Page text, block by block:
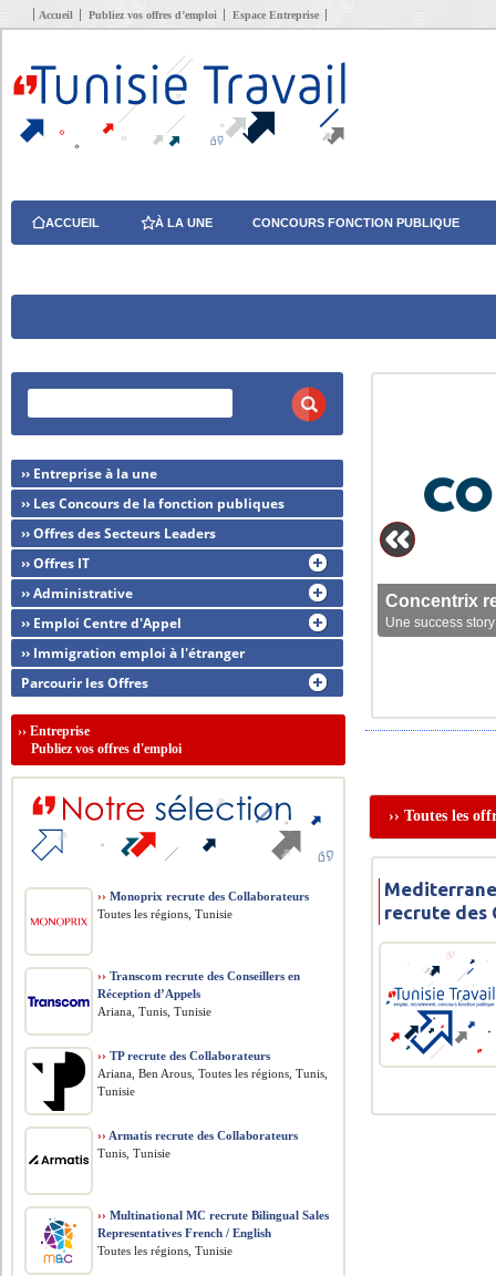
Accueil Publiez vos offres d’emploi Espace Entreprise
ACCUEIL À LA UNE CONCOURS FONCTION PUBLIQUE
Concentrix
Une success
›› Toutes les
recrute des
›› Entreprise à la une
›› Les Concours de la fonction publiques
›› Offres des Secteurs Leaders
›› Offres IT
›› Administrative
›› Emploi Centre d'Appel
›› Immigration emploi à l'étranger
Parcourir les Offres
››Entreprise
Publiez vos offres d'emploi
›› Monoprix recrute des Collaborateurs
Toutes les régions, Tunisie
›› Transcom recrute des Conseillers en
Réception d’Appels
Ariana, Tunis, Tunisie
›› TP recrute des Collaborateurs
Ariana, Ben Arous, Toutes les régions, Tunis,
Tunisie
›› Armatis recrute des Collaborateurs
Tunis, Tunisie
›› Multinational MC recrute Bilingual Sales
Representatives French / English
Toutes les régions, Tunisie